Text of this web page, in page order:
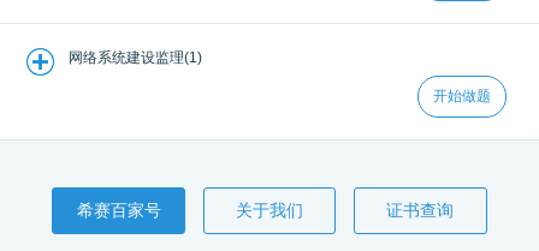
网络系统建设监理(1)
开始做题
希赛百家号 关于我们 证书查询